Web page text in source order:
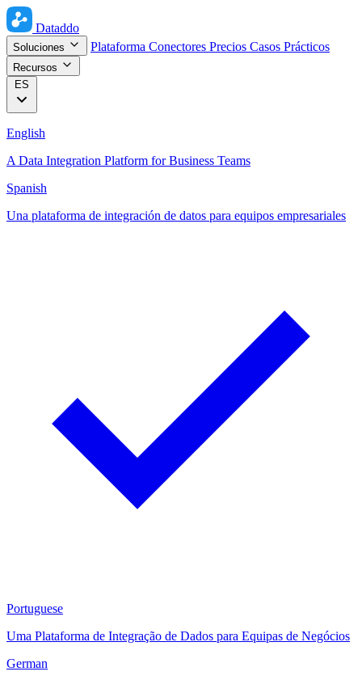
Dataddo
Soluciones Plataforma Conectores Precios Casos Prácticos
Recursos
ES
English
A Data Integration Platform for Business Teams
Spanish
Una plataforma de integración de datos para equipos empresariales
Portuguese
Uma Plataforma de Integração de Dados para Equipas de Negócios
German